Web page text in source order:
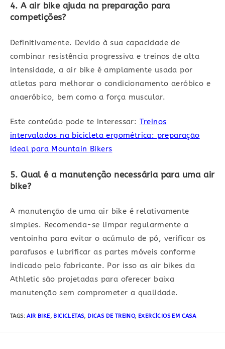
4. A air bike ajuda na preparação para
competições?
Definitivamente. Devido à sua capacidade de
combinar resistência progressiva e treinos de alta
intensidade, a air bike é amplamente usada por
atletas para melhorar o condicionamento aeróbico e
anaeróbico, bem como a força muscular.
Este conteúdo pode te interessar: Treinos
intervalados na bicicleta ergométrica: preparação
ideal para Mountain Bikers
5. Qual é a manutenção necessária para uma air
bike?
A manutenção de uma air bike é relativamente
simples. Recomenda-se limpar regularmente a
ventoinha para evitar o acúmulo de pó, verificar os
parafusos e lubrificar as partes móveis conforme
indicado pelo fabricante. Por isso as air bikes da
Athletic são projetadas para oferecer baixa
manutenção sem comprometer a qualidade.
TAGS:AIR BIKE, BICICLETAS, DICAS DE TREINO, EXERCÍCIOS EM CASA